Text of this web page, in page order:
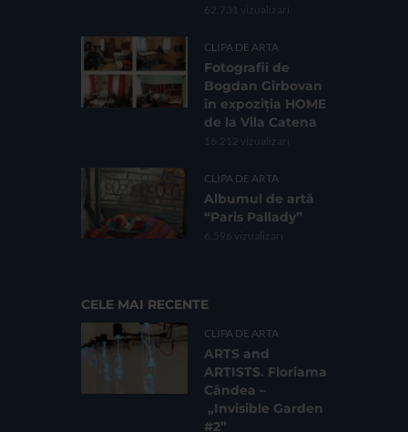
62.731 vizualizari
CLIPA DE ARTA
Fotografii de
Bogdan Gîrbovan
în expoziția HOME
de la Vila Catena
16.212 vizualizari
CLIPA DE ARTA
Albumul de artă
“Paris Pallady”
6.596 vizualizari
CELE MAI RECENTE
CLIPA DE ARTA
ARTS and
ARTISTS. Floriama
Cândea –
„Invisible Garden
#2”